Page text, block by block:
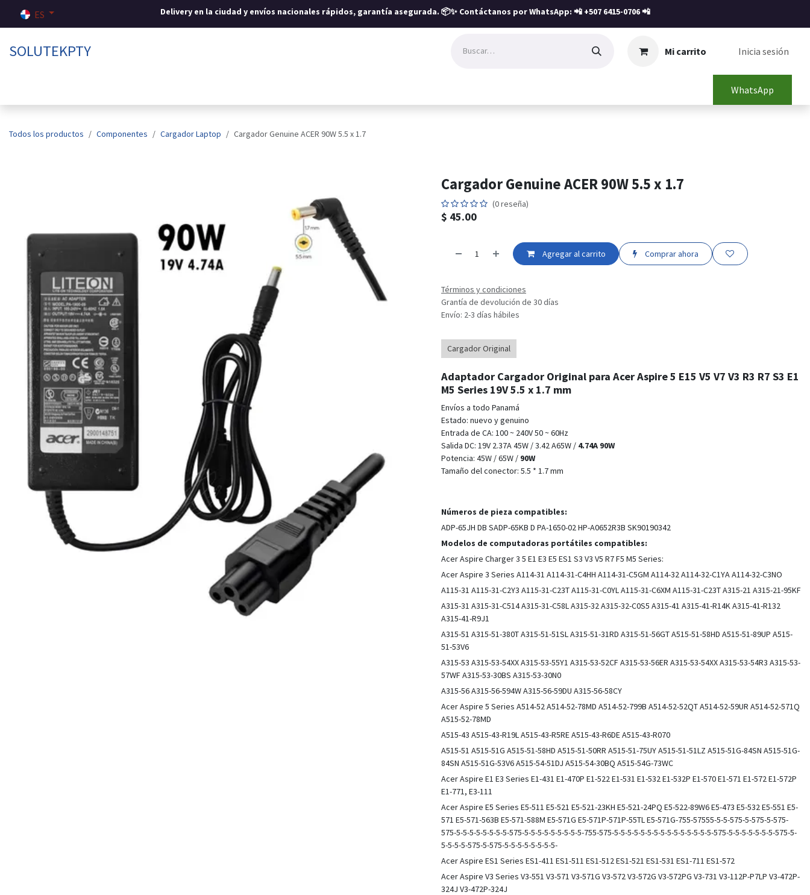
ES Delivery en la ciudad y envíos nacionales rápidos, garantía asegurada. 📦✨ Contáctanos por WhatsApp: 📲 +507 6415-0706📲
SOLUTEKPTY Mi carrito Inicia sesión
WhatsApp
Todos los productos Componentes Cargador Laptop Cargador Genuine ACER 90W 5.5 x 1.7
Cargador Genuine ACER 90W 5.5 x 1.7
(0 reseña)
$ 45.00
Agregar al carrito Comprar ahora
Términos y condiciones
Grantía de devolución de 30 días
Envío: 2-3 días hábiles
Cargador Original
Adaptador Cargador Original para Acer Aspire 5 E15 V5 V7 V3 R3 R7 S3 E1
M5 Series 19V 5.5 x 1.7 mm
Envíos a todo Panamá
Estado: nuevo y genuino
Entrada de CA: 100 ~ 240V 50 ~ 60Hz
Salida DC: 19V 2.37A 45W / 3.42 A65W / 4.74A 90W
Potencia: 45W / 65W / 90W
Tamaño del conector: 5.5 * 1.7 mm
Números de pieza compatibles:
ADP-65JH DB SADP-65KB D PA-1650-02 HP-A0652R3B SK90190342
Modelos de computadoras portátiles compatibles:
Acer Aspire Charger 3 5 E1 E3 E5 ES1 S3 V3 V5 R7 F5 M5 Series:
Acer Aspire 3 Series A114-31 A114-31-C4HH A114-31-C5GM A114-32 A114-32-C1YA A114-32-C3NO
A115-31 A115-31-C2Y3 A115-31-C23T A115-31-C0YL A115-31-C6XM A115-31-C23T A315-21 A315-21-95KF
A315-31 A315-31-C514 A315-31-C58L A315-32 A315-32-C0S5 A315-41 A315-41-R14K A315-41-R132
A315-41-R9J1
A315-51 A315-51-380T A315-51-51SL A315-51-31RD A315-51-56GT A515-51-58HD A515-51-89UP A515-
51-53V6
A315-53 A315-53-54XX A315-53-55Y1 A315-53-52CF A315-53-56ER A315-53-54XX A315-53-54R3 A315-53-
57WF A315-53-30BS A315-53-30N0
A315-56 A315-56-594W A315-56-59DU A315-56-58CY
Acer Aspire 5 Series A514-52 A514-52-78MD A514-52-799B A514-52-52QT A514-52-59UR A514-52-571Q
A515-52-78MD
A515-43 A515-43-R19L A515-43-R5RE A515-43-R6DE A515-43-R070
A515-51 A515-51G A515-51-58HD A515-51-50RR A515-51-75UY A515-51-51LZ A515-51G-84SN A515-51G-
84SN A515-51G-53V6 A515-54-51DJ A515-54-30BQ A515-54G-73WC
Acer Aspire E1 E3 Series E1-431 E1-470P E1-522 E1-531 E1-532 E1-532P E1-570 E1-571 E1-572 E1-572P
E1-771, E3-111
Acer Aspire E5 Series E5-511 E5-521 E5-521-23KH E5-521-24PQ E5-522-89W6 E5-473 E5-532 E5-551 E5-
571 E5-571-563B E5-571-588M E5-571G E5-571P-571P-55TL E5-571G-755-57555-5-5-575-5-575-5-575-
575-5-5-5-5-5-5-5-5-575-5-5-5-5-5-5-5-5-5-755-575-5-5-5-5-5-5-5-5-5-5-5-5-5-5-5-575-5-5-5-5-5-5-5-575-5-
5-5-5-5-575-5-575-5-5-5-5-5-5-5-5-
Acer Aspire ES1 Series ES1-411 ES1-511 ES1-512 ES1-521 ES1-531 ES1-711 ES1-572
Acer Aspire V3 Series V3-551 V3-571 V3-571G V3-572 V3-572G V3-572PG V3-731 V3-112P-P7LP V3-472P-
324J V3-472P-324J